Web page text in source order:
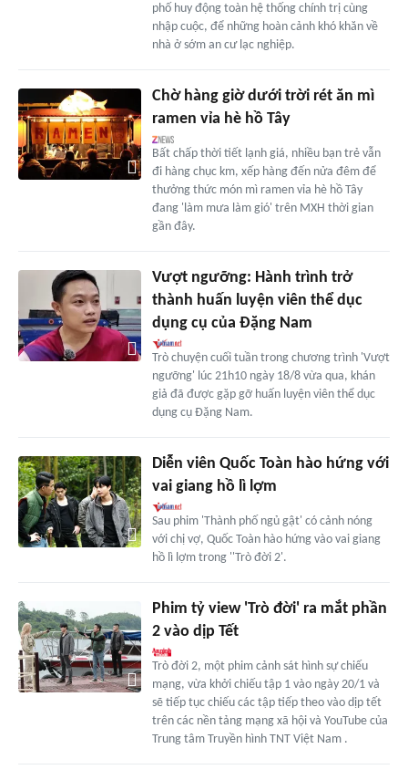
phố huy động toàn hệ thống chính trị cùng
nhập cuộc, để những hoàn cảnh khó khăn về
nhà ở sớm an cư lạc nghiệp.
Chờ hàng giờ dưới trời rét ăn mì
ramen vỉa hè hồ Tây
Bất chấp thời tiết lạnh giá, nhiều bạn trẻ vẫn
đi hàng chục km, xếp hàng đến nửa đêm để
thưởng thức món mì ramen vỉa hè hồ Tây
đang 'làm mưa làm gió' trên MXH thời gian
gần đây.
Vượt ngưỡng: Hành trình trở
thành huấn luyện viên thể dục
dụng cụ của Đặng Nam
Trò chuyện cuối tuần trong chương trình 'Vượt
ngưỡng' lúc 21h10 ngày 18/8 vừa qua, khán
giả đã được gặp gỡ huấn luyện viên thể dục
dụng cụ Đặng Nam.
Diễn viên Quốc Toàn hào hứng với
vai giang hồ lì lợm
Sau phim 'Thành phố ngủ gật' có cảnh nóng
với chị vợ, Quốc Toàn hào hứng vào vai giang
hồ lì lợm trong ''Trò đời 2'.
Phim tỷ view 'Trò đời' ra mắt phần
2 vào dịp Tết
Trò đời 2, một phim cảnh sát hình sự chiếu
mạng, vừa khởi chiếu tập 1 vào ngày 20/1 và
sẽ tiếp tục chiếu các tập tiếp theo vào dịp tết
trên các nền tảng mạng xã hội và YouTube của
Trung tâm Truyền hình TNT Việt Nam .